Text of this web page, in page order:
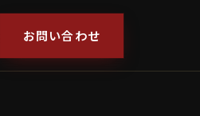
お問い合わせ